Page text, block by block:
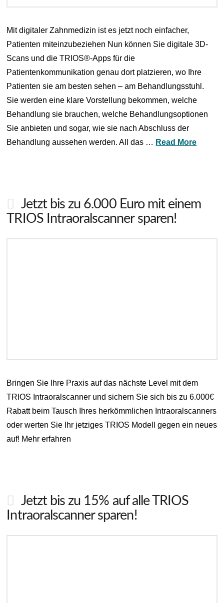
Mit digitaler Zahnmedizin ist es jetzt noch einfacher,
Patienten miteinzubeziehen Nun können Sie digitale 3D-
Scans und die TRIOS®-Apps für die
Patientenkommunikation genau dort platzieren, wo Ihre
Patienten sie am besten sehen – am Behandlungsstuhl.
Sie werden eine klare Vorstellung bekommen, welche
Behandlung sie brauchen, welche Behandlungsoptionen
Sie anbieten und sogar, wie sie nach Abschluss der
Behandlung aussehen werden. All das … Read More
Jetzt bis zu 6.000 Euro mit einem
TRIOS Intraoralscanner sparen!
Bringen Sie Ihre Praxis auf das nächste Level mit dem
TRIOS Intraoralscanner und sichern Sie sich bis zu 6.000€
Rabatt beim Tausch Ihres herkömmlichen Intraoralscanners
oder werten Sie Ihr jetziges TRIOS Modell gegen ein neues
auf! Mehr erfahren
Jetzt bis zu 15% auf alle TRIOS
Intraoralscanner sparen!